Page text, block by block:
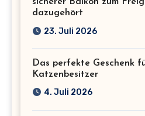
dazugehört
23. Juli 2026
Das perfekte Geschenk
Katzenbesitzer
4. Juli 2026